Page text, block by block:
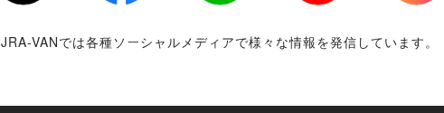
Twitter Facebook LINE Youtube
Instagram
JRA-VANでは各種ソーシャルメディアで様々な情報を発信しています。